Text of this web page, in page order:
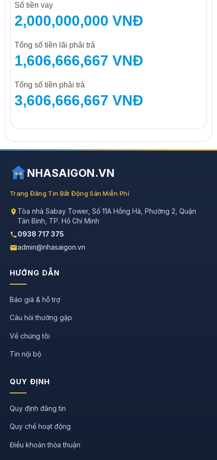
Số tiền vay
2,000,000,000 VNĐ
Tổng số tiền lãi phải trả
1,606,666,667 VNĐ
Tổng số tiền phải trả
3,606,666,667 VNĐ
NHASAIGON.VN
Trang Đăng Tin Bất Động Sản Miễn Phí
Tòa nhà Sabay Tower, Số 11A Hồng Hà, Phường 2, Quận
Tân Bình, TP. Hồ Chí Minh
0938 717 375
admin@nhasaigon.vn
HƯỚNG DẪN
Báo giá & hỗ trợ
Câu hỏi thường gặp
Về chúng tôi
Tin nội bộ
QUY ĐỊNH
Quy định đăng tin
Quy chế hoạt động
Điều khoản thỏa thuận